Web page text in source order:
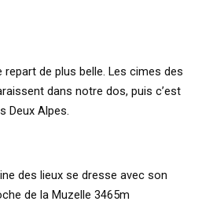
repart de plus belle. Les cimes des
dans notre dos, puis c’est
Deux Alpes.
des lieux se dresse avec son
de la Muzelle 3465m